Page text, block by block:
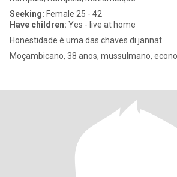
Seeking: Female 25 - 42
Have children: Yes - live at home
Honestidade é uma das chaves di jannat
Moçambicano, 38 anos, mussulmano,